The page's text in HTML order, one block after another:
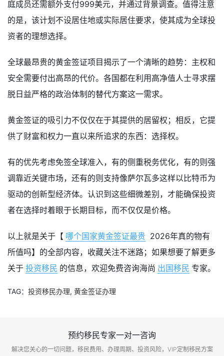
庭成员还需额外支付999美元，并通过背景调查。值得注意
的是，该计划不设居住地或实际居住要求，使其成为全球投
资者的理想选择。
全球最昂贵的黄金签证项目揭示了一个清晰的趋势：主权和
安全需要付出高昂的代价。各国都在利用高净值人士寻求摆
脱日益严格的政治体制的替代方案这一需求。
黄金签证的吸引力不仅仅在于其提供的居留权；相反，它提
供了财富和权力一直以来所追求的东西：选择权。
有的优先考虑免签全球准入，有的侧重税务优化，有的则强
调靠近关键市场，还有的则支持像萨尔瓦多这样以比特币为
驱动的创新型经济体。认识到这些细微差别，才能确保投资
者在选择时着眼于长期目标，而不仅仅是价格。
以上就是关于【 哪个国家黄金签证最贵 2026年真的物有
所值吗】的全部内容，收藏关注不迷路；如果想要了解更多
关于 投资移民 的信息，欢迎免费咨询海尚 出国移民 专家。
TAG： 投资移民办理, 黄金签证办理
预约移民专家一对一咨询
解决您关心的一切问题，移民费用、办理周期、投资风险，VIP定制移民方案